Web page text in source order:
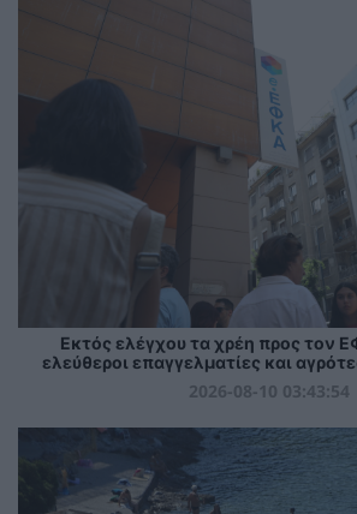
Εκτός ελέγχου τα χρέη προς τον
ελεύθεροι επαγγελματίες και
2026-08-10 03:43:54